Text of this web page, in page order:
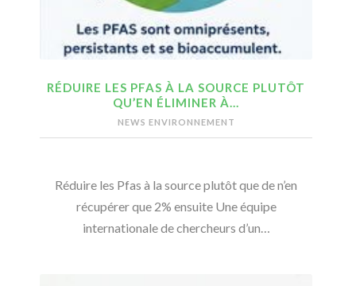
RÉDUIRE LES PFAS À LA SOURCE PLUTÔT
QU’EN ÉLIMINER À…
NEWS ENVIRONNEMENT
Réduire les Pfas à la source plutôt que de n’en
récupérer que 2% ensuite Une équipe
internationale de chercheurs d’un…